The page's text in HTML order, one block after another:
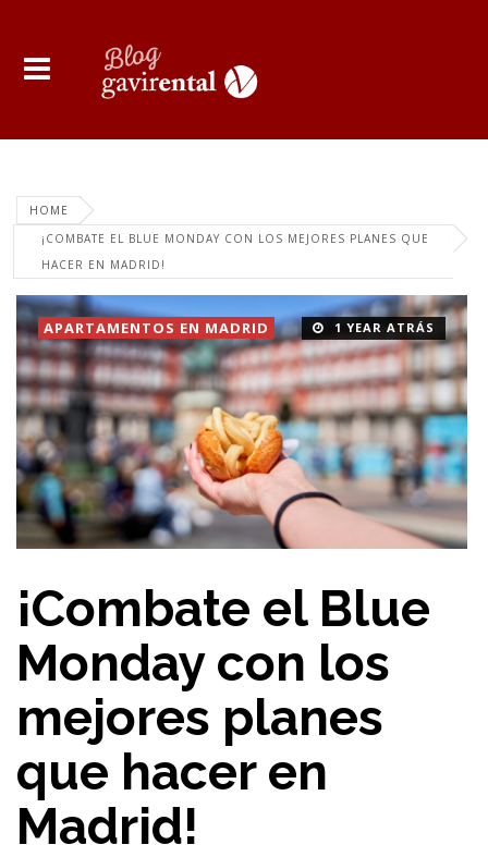
HOME
¡COMBATE EL BLUE MONDAY CON LOS MEJORES PLANES QUE
HACER EN MADRID!
1 YEAR ATRÁS
APARTAMENTOS EN MADRID
¡Combate el Blue
Monday con los
mejores planes
que hacer en
Madrid!